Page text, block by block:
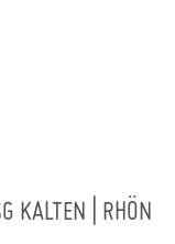
KALTEN | RHÖN